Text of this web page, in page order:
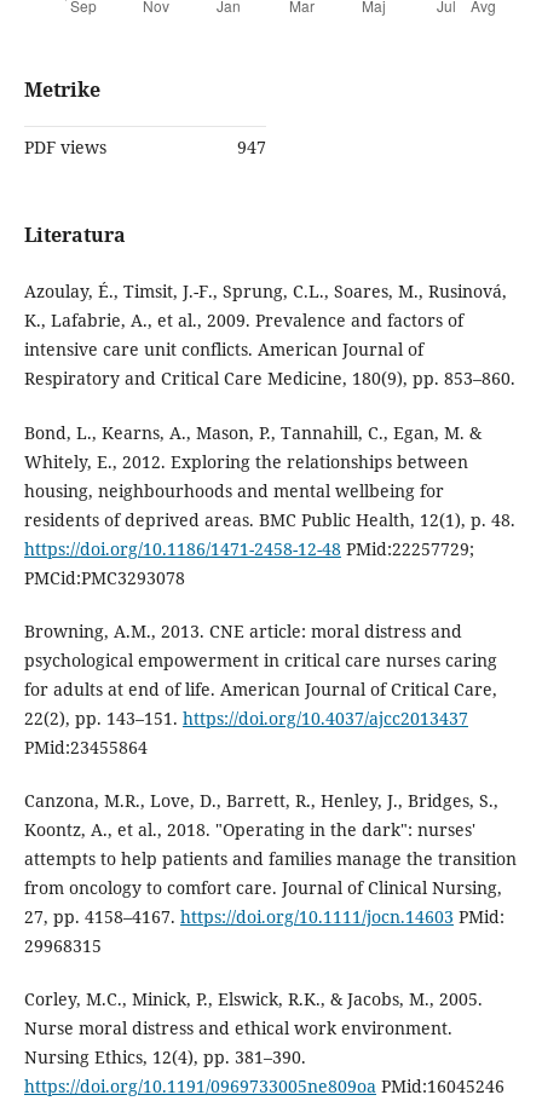
Metrike
PDF views 947
Literatura
Azoulay, É., Timsit, J.-F., Sprung, C.L., Soares, M., Rusinová,
K., Lafabrie, A., et al., 2009. Prevalence and factors of
intensive care unit conflicts. American Journal of
Respiratory and Critical Care Medicine, 180(9), pp. 853–860.
Bond, L., Kearns, A., Mason, P., Tannahill, C., Egan, M. &
Whitely, E., 2012. Exploring the relationships between
housing, neighbourhoods and mental wellbeing for
residents of deprived areas. BMC Public Health, 12(1), p. 48.
https://doi.org/10.1186/1471-2458-12-48PMid:22257729;
PMCid:PMC3293078
Browning, A.M., 2013. CNE article: moral distress and
psychological empowerment in critical care nurses caring
for adults at end of life. American Journal of Critical Care,
22(2), pp. 143–151. https://doi.org/10.4037/ajcc2013437
PMid:23455864
Canzona, M.R., Love, D., Barrett, R., Henley, J., Bridges, S.,
Koontz, A., et al., 2018. "Operating in the dark": nurses'
attempts to help patients and families manage the transition
from oncology to comfort care. Journal of Clinical Nursing,
27, pp. 4158–4167. https://doi.org/10.1111/jocn.14603 PMid:
29968315
Corley, M.C., Minick, P., Elswick, R.K., & Jacobs, M., 2005.
Nurse moral distress and ethical work environment.
Nursing Ethics, 12(4), pp. 381–390.
https://doi.org/10.1191/0969733005ne809oa PMid:16045246